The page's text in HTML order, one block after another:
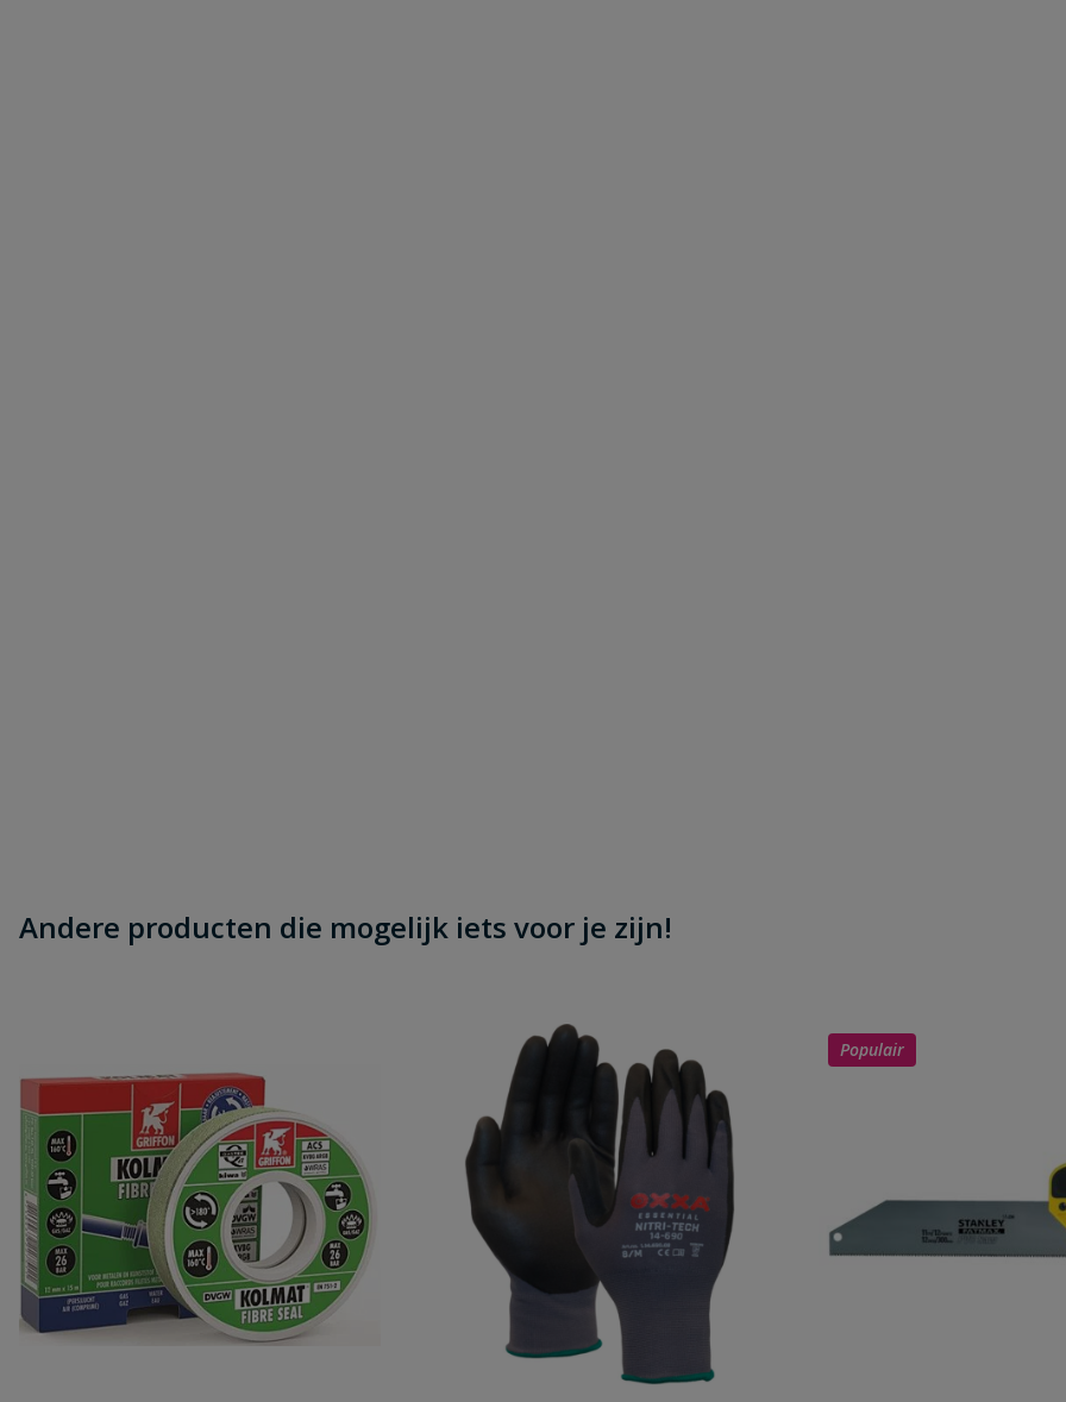
Andere producten die mogelijk iets voor je zijn!
Populair